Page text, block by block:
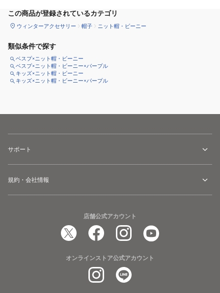
この商品が登録されているカテゴリ
ウィンターアクセサリー 帽子 ニット帽・ビーニー
類似条件で探す
ベスプ×ニット帽・ビーニー
ベスプ×ニット帽・ビーニー×パープル
キッズ×ニット帽・ビーニー
キッズ×ニット帽・ビーニー×パープル
サポート
規約・会社情報
店舗公式アカウント
オンラインストア公式アカウント